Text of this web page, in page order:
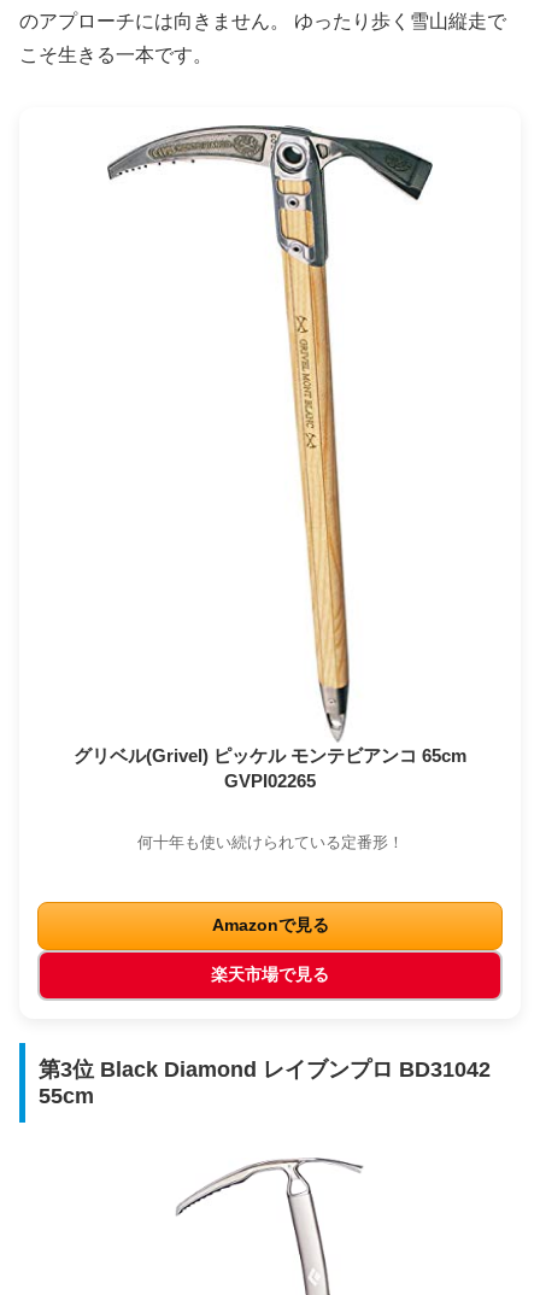
のアプローチには向きません。 ゆったり歩く雪山縦走で
こそ生きる一本です。
グリベル(Grivel) ピッケル モンテビアンコ 65cm
GVPI02265
何十年も使い続けられている定番形！
Amazonで見る
楽天市場で見る
第3位 Black Diamond レイブンプロ BD31042
55cm